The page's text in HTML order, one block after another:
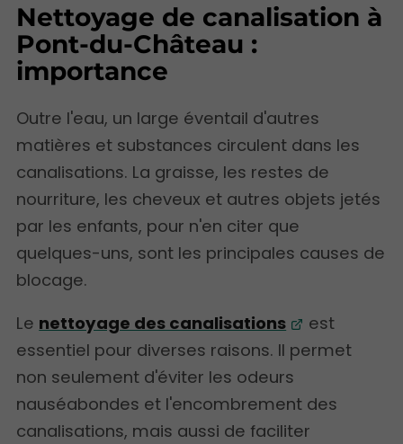
Nettoyage de canalisation à
Pont-du-Château :
importance
Outre l'eau, un large éventail d'autres
matières et substances circulent dans les
canalisations. La graisse, les restes de
nourriture, les cheveux et autres objets jetés
par les enfants, pour n'en citer que
quelques-uns, sont les principales causes de
blocage.
Le nettoyage des canalisations
est
essentiel pour diverses raisons. Il permet
non seulement d'éviter les odeurs
nauséabondes et l'encombrement des
canalisations, mais aussi de faciliter